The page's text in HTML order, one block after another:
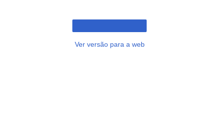
Ver versão para a web